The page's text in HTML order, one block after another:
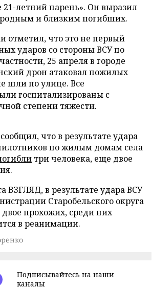
21-летний парень». Он выразил
родным и близким погибших.
отметил, что это не первый
ударов со стороны ВСУ по
25 апреля в городе
дрон атаковал пожилых
шли по улице. Все
госпитализированы с
степени тяжести.
что в результате удара
по жилым домам села
три человека, еще двое
ВЗГЛЯД, в результате удара ВСУ
Старобельского округа
двое прохожих, среди них
в реанимации.
Подписывайтесь на наши
каналы